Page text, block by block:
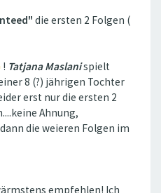
die ersten 2 Folgen (
! Tatjana Maslanispielt
8 (?) jährigen Tochter
erst nur die ersten 2
Ahnung,
die weieren Folgen im
empfehlen! Ich